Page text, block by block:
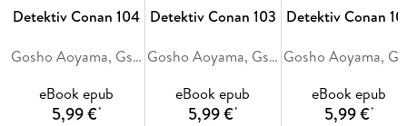
Mit über 250 Millionen verkauften Exemplaren eine der
erfolgreichsten Manga-Reihen aller Zeiten!
Detektiv Conan 104
Gosho Aoyama, Gsh Aoyama
eBook epub
5,99 €*
Detektiv Conan 103
Gosho Aoyama, Gsh Aoyama
eBook epub
5,99 €*
Detektiv Conan
eBook epub
5,99 €*